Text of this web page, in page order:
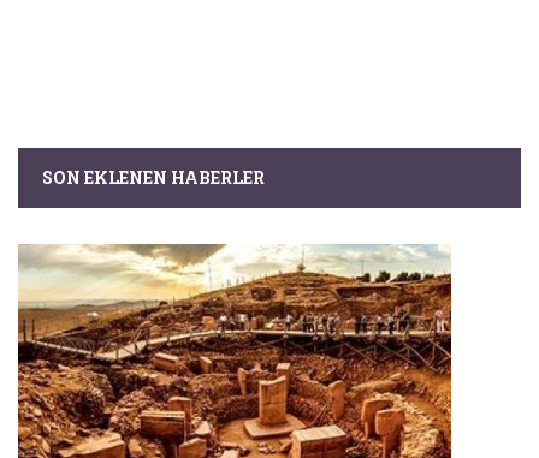
SON EKLENEN HABERLER